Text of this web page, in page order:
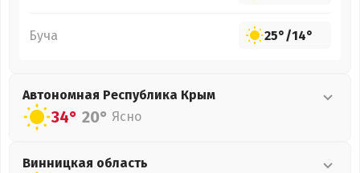
Буча 25°/14°
Автономная Республика Крым
34° 20° Ясно
Винницкая область